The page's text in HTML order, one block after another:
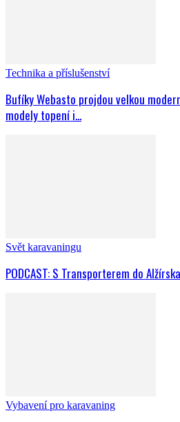
Technika a příslušenství
Bufíky Webasto projdou velkou
modely topení i...
Svět karavaningu
PODCAST: S Transporterem do
Vybavení pro karavaning